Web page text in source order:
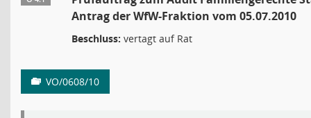
Antrag der WfW-Fraktion vom 05.07.2010
Beschluss: vertagt auf Rat
VO/0608/10